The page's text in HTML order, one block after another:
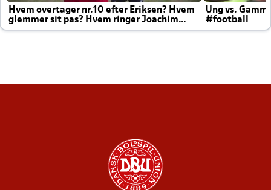
Hvem overtager nr.10 efter Eriksen? Hvem
glemmer sit pas? Hvem ringer Joachim
altid til efter kampe?
Ung vs.
#football